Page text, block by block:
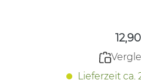
Lieferzeit ca.